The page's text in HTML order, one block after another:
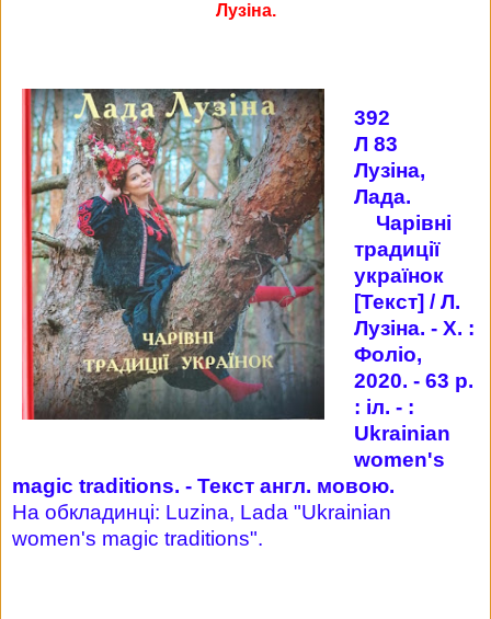
Лузіна.
392
Л 83
Лузіна,
Лада.
Чарівні
традиції
українок
[Текст] / Л.
Лузіна. - Х. :
Фоліо,
2020. - 63 p.
: іл. - :
Ukrainian
women's
magic traditions. - Текст англ. мовою.
На обкладинці: Luzina, Lada "Ukrainian
women's magic traditions".